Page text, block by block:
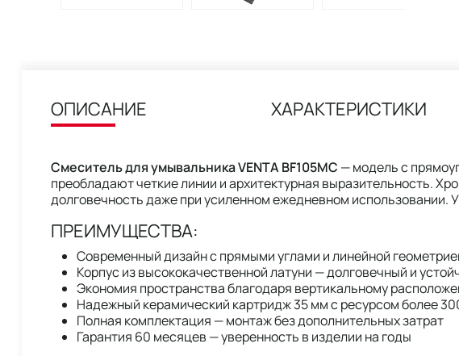
ОПИСАНИЕ ХАРАКТЕРИСТИКИ
Смеситель для умывальника VENTA BF105MC — модель с
преобладают четкие линии и архитектурная выразительность.
долговечность даже при усиленном ежедневном
ПРЕИМУЩЕСТВА:
Современный дизайн с прямыми углами и линейной
Корпус из высококачественной латуни — долговечный и
Экономия пространства благодаря вертикальному
Надежный керамический картридж 35 мм с ресурсом более
Полная комплектация — монтаж без дополнительных затрат
Гарантия 60 месяцев — уверенность в изделии на годы